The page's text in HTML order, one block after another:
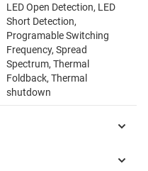
LED Open Detection, LED
Short Detection,
Programable Switching
Frequency, Spread
Spectrum, Thermal
Foldback, Thermal
shutdown